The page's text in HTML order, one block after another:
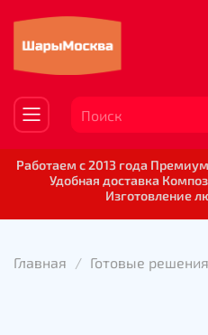
Работаем с 2013 года
Удобная доставка
Изготовление
Главная Готовые